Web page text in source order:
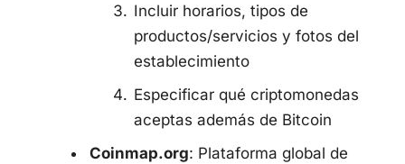
Incluir horarios, tipos de
productos/servicios y fotos del
establecimiento
Especificar qué criptomonedas
aceptas además de Bitcoin
Coinmap.org: Plataforma global de